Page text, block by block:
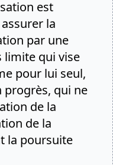
est
la
par une
limite qui vise
pour lui seul,
progrès, qui ne
de la
de la
la poursuite